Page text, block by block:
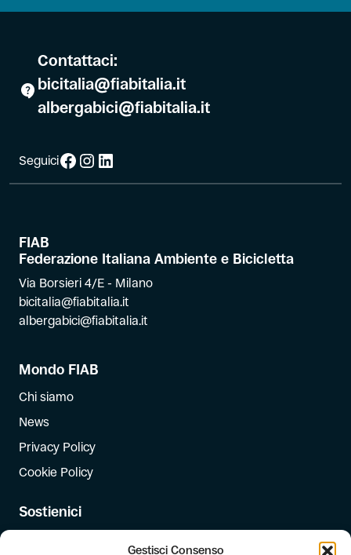
Gestisci Consenso
Contattaci:
bicitalia@fiabitalia.it
albergabici@fiabitalia.it
SeguiciFacebook
Instagram
LinkedIn
FIAB
Federazione Italiana Ambiente e Bicicletta
Via Borsieri 4/E - Milano
bicitalia@fiabitalia.it
albergabici@fiabitalia.it
Mondo FIAB
Chi siamo
News
Privacy Policy
Cookie Policy
Sostienici